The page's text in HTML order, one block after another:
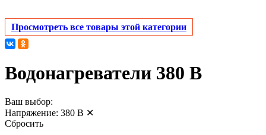
Просмотреть все товары этой категории
Водонагреватели 380 В
Ваш выбор:
Напряжение: 380 В ✕
Сбросить